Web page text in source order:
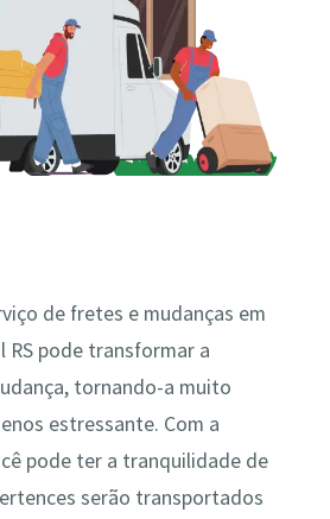
de fretes e mudanças em
RS pode transformar a
tornando-a muito
estressante. Com a
pode ter a tranquilidade de
serão transportados